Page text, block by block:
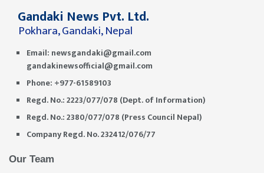
Gandaki News Pvt. Ltd.
Pokhara, Gandaki, Nepal
Email: newsgandaki@gmail.com
gandakinewsofficial@gmail.com
Phone: +977-61589103
Regd. No.: 2223/077/078 (Dept. of Information)
Regd. No.: 2380/077/078 (Press Council Nepal)
Company Regd. No. 232412/076/77
Our Team